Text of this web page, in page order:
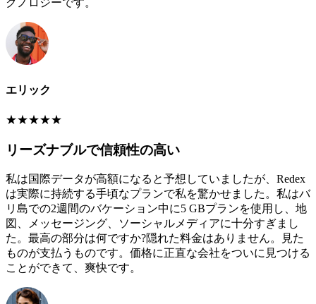
クノロジーです。
エリック
★★★★★
リーズナブルで信頼性の高い
私は国際データが高額になると予想していましたが、Redex
は実際に持続する手頃なプランで私を驚かせました。私はバ
リ島での2週間のバケーション中に5 GBプランを使用し、地
図、メッセージング、ソーシャルメディアに十分すぎまし
た。最高の部分は何ですか?隠れた料金はありません。見た
ものが支払うものです。価格に正直な会社をついに見つける
ことができて、爽快です。